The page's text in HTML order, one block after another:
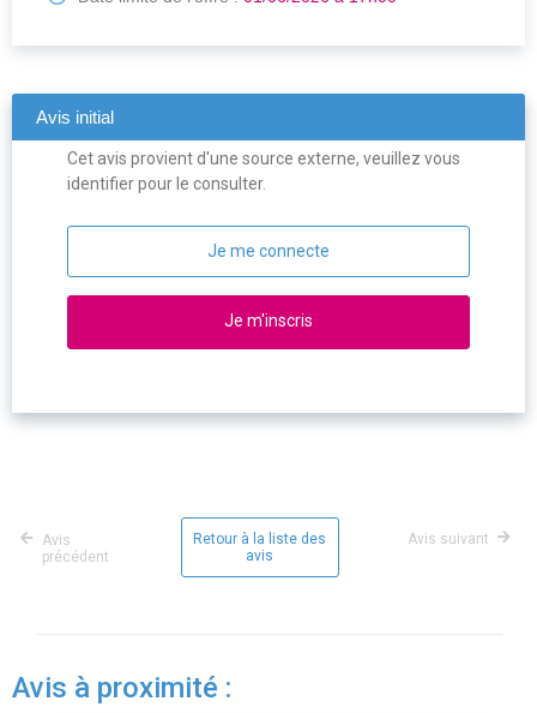
Avis initial
Cet avis provient d'une source externe, veuillez vous
identifier pour le consulter.
Je me connecte
Je m'inscris
Avis
précédent
Retour à la liste des
avis
Avis suivant
Avis à proximité :